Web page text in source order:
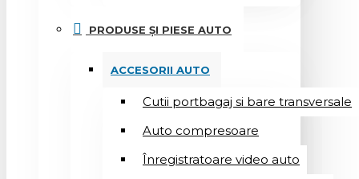
PRODUSE ȘI PIESE AUTO
ACCESORII AUTO
Cutii portbagaj si bare transversale
Auto compresoare
Înregistratoare video auto